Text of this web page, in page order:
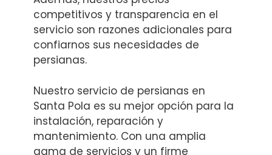
competitivos y transparencia en el
servicio son razones adicionales para
confiarnos sus necesidades de
persianas.
Nuestro servicio de persianas en
Santa Pola es su mejor opción para la
instalación, reparación y
mantenimiento. Con una amplia
gama de servicios y un firme